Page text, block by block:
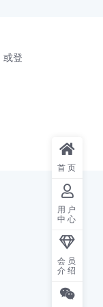
或登
首页
用户
中心
会员
介绍